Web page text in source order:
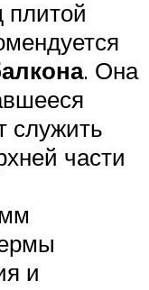
плитой
. Она
служить
части
и